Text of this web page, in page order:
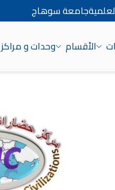
جامعة سوهاج
الأقسام وحدات و مراكز